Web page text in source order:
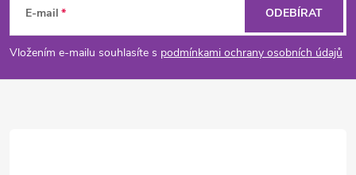
p
E-mail
Vložením e-mailu souhlasíte s podmínkami ochrany osobních údajů
ODEBÍRAT